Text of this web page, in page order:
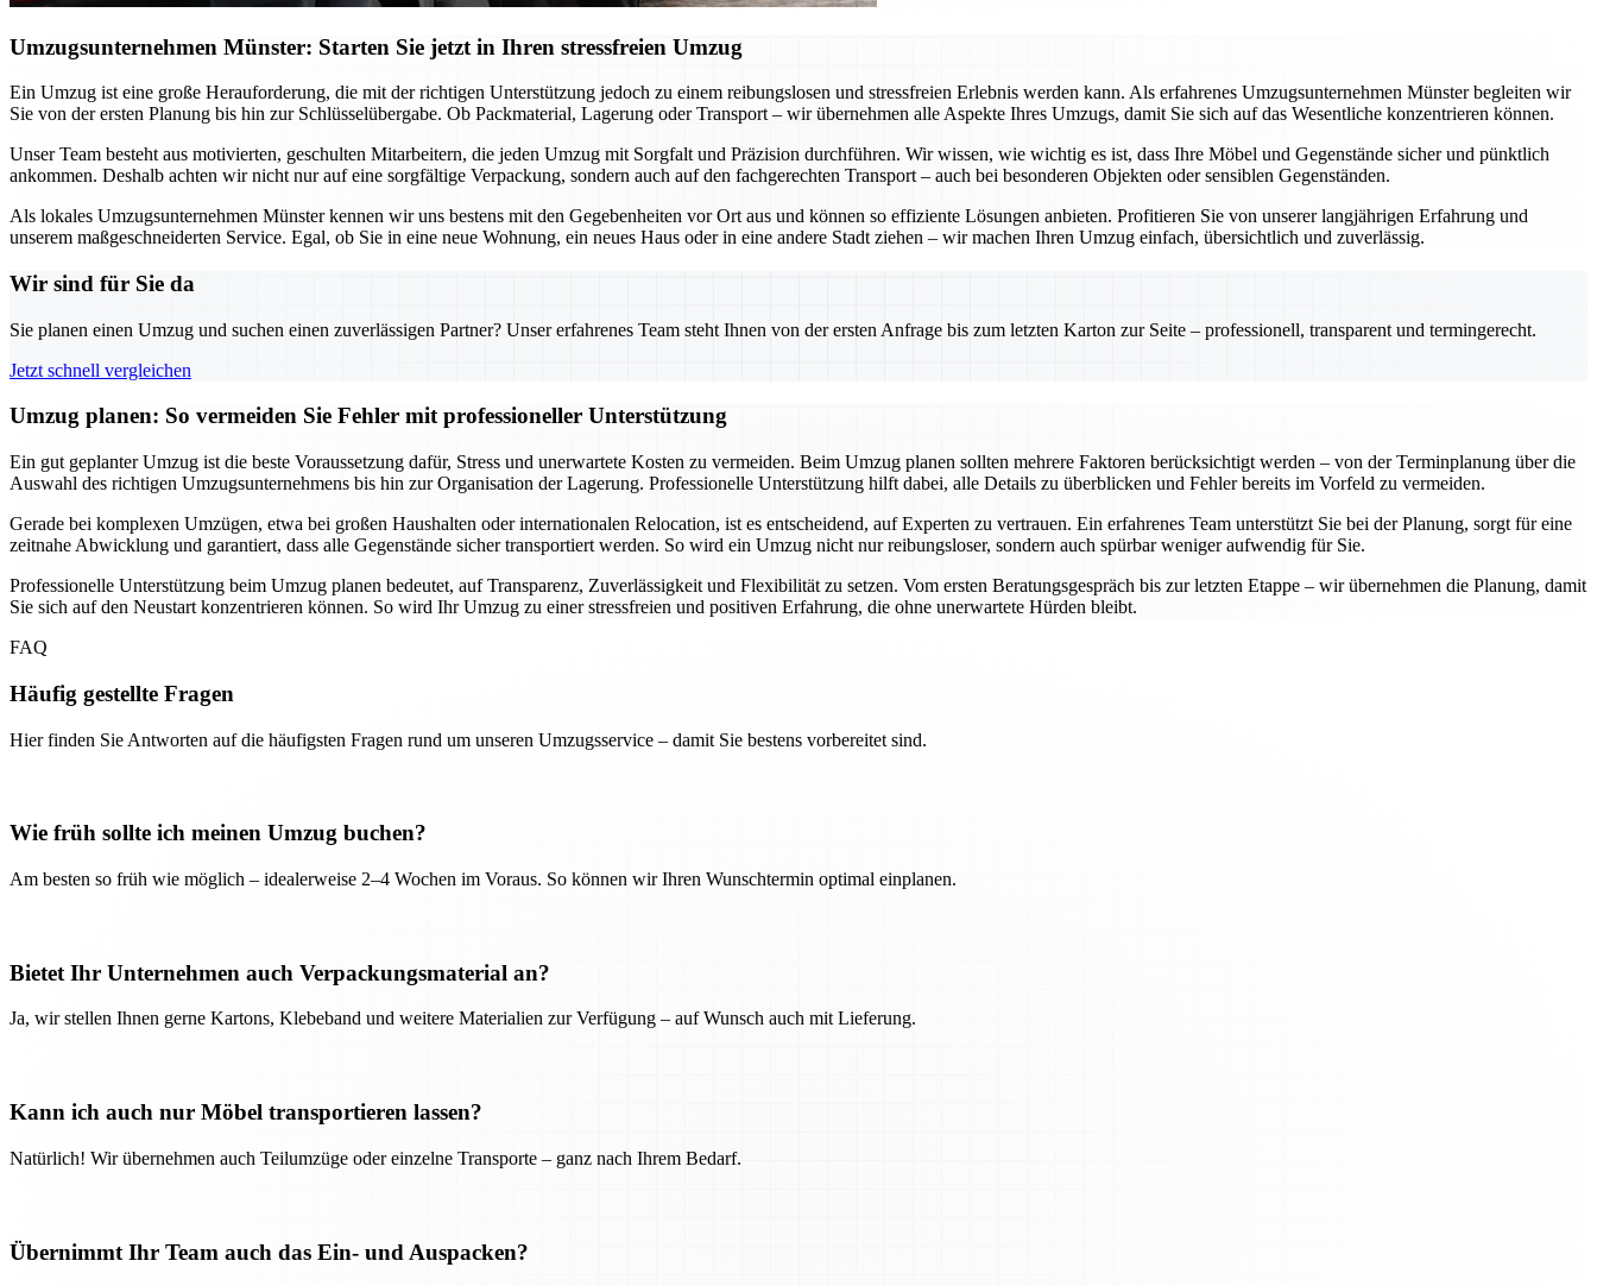
Umzugsunternehmen Münster: Starten Sie jetzt in Ihren stressfreien Umzug
Ein Umzug ist eine große Herauforderung, die mit der richtigen Unterstützung jedoch zu einem reibungslosen und stressfreien Erlebnis werden kann. Als erfahrenes Umzugsunternehmen Münster begleiten wir
Sie von der ersten Planung bis hin zur Schlüsselübergabe. Ob Packmaterial, Lagerung oder Transport – wir übernehmen alle Aspekte Ihres Umzugs, damit Sie sich auf das Wesentliche konzentrieren können.
Unser Team besteht aus motivierten, geschulten Mitarbeitern, die jeden Umzug mit Sorgfalt und Präzision durchführen. Wir wissen, wie wichtig es ist, dass Ihre Möbel und Gegenstände sicher und pünktlich
ankommen. Deshalb achten wir nicht nur auf eine sorgfältige Verpackung, sondern auch auf den fachgerechten Transport – auch bei besonderen Objekten oder sensiblen Gegenständen.
Als lokales Umzugsunternehmen Münster kennen wir uns bestens mit den Gegebenheiten vor Ort aus und können so effiziente Lösungen anbieten. Profitieren Sie von unserer langjährigen Erfahrung und
unserem maßgeschneiderten Service. Egal, ob Sie in eine neue Wohnung, ein neues Haus oder in eine andere Stadt ziehen – wir machen Ihren Umzug einfach, übersichtlich und zuverlässig.
Wir sind für Sie da
Sie planen einen Umzug und suchen einen zuverlässigen Partner? Unser erfahrenes Team steht Ihnen von der ersten Anfrage bis zum letzten Karton zur Seite – professionell, transparent und termingerecht.
Jetzt schnell vergleichen
Umzug planen: So vermeiden Sie Fehler mit professioneller Unterstützung
Ein gut geplanter Umzug ist die beste Voraussetzung dafür, Stress und unerwartete Kosten zu vermeiden. Beim Umzug planen sollten mehrere Faktoren berücksichtigt werden – von der Terminplanung über die
Auswahl des richtigen Umzugsunternehmens bis hin zur Organisation der Lagerung. Professionelle Unterstützung hilft dabei, alle Details zu überblicken und Fehler bereits im Vorfeld zu vermeiden.
Gerade bei komplexen Umzügen, etwa bei großen Haushalten oder internationalen Relocation, ist es entscheidend, auf Experten zu vertrauen. Ein erfahrenes Team unterstützt Sie bei der Planung, sorgt für eine
zeitnahe Abwicklung und garantiert, dass alle Gegenstände sicher transportiert werden. So wird ein Umzug nicht nur reibungsloser, sondern auch spürbar weniger aufwendig für Sie.
Professionelle Unterstützung beim Umzug planen bedeutet, auf Transparenz, Zuverlässigkeit und Flexibilität zu setzen. Vom ersten Beratungsgespräch bis zur letzten Etappe – wir übernehmen die Planung, damit
Sie sich auf den Neustart konzentrieren können. So wird Ihr Umzug zu einer stressfreien und positiven Erfahrung, die ohne unerwartete Hürden bleibt.
FAQ
Häufig gestellte Fragen
Hier finden Sie Antworten auf die häufigsten Fragen rund um unseren Umzugsservice – damit Sie bestens vorbereitet sind.
Wie früh sollte ich meinen Umzug buchen?
Am besten so früh wie möglich – idealerweise 2–4 Wochen im Voraus. So können wir Ihren Wunschtermin optimal einplanen.
Bietet Ihr Unternehmen auch Verpackungsmaterial an?
Ja, wir stellen Ihnen gerne Kartons, Klebeband und weitere Materialien zur Verfügung – auf Wunsch auch mit Lieferung.
Kann ich auch nur Möbel transportieren lassen?
Natürlich! Wir übernehmen auch Teilumzüge oder einzelne Transporte – ganz nach Ihrem Bedarf.
Übernimmt Ihr Team auch das Ein- und Auspacken?